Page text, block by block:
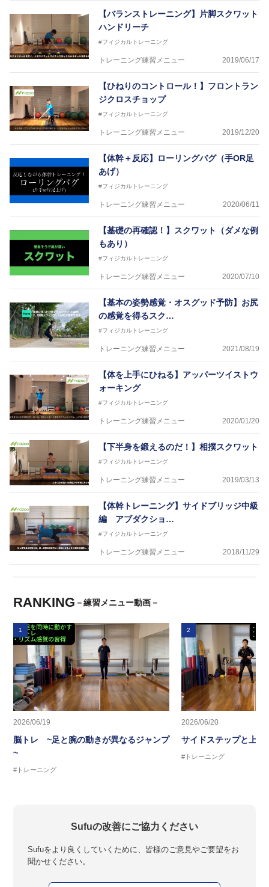
【バランストレーニング】片脚スクワット
ハンドリーチ
#フィジカルトレーニング
トレーニング練習メニュー 2019/06/17
【ひねりのコントロール！】フロントラン
ジクロスチョップ
#フィジカルトレーニング
トレーニング練習メニュー 2019/12/20
【体幹＋反応】ローリングバグ（手OR足
あげ）
#フィジカルトレーニング
トレーニング練習メニュー 2020/06/11
【基礎の再確認！】スクワット（ダメな例
もあり）
#フィジカルトレーニング
トレーニング練習メニュー 2020/07/10
【基本の姿勢感覚・オスグッド予防】お尻
の感覚を得るスク…
#フィジカルトレーニング
トレーニング練習メニュー 2021/08/19
【体を上手にひねる】アッパーツイストウ
ォーキング
#フィジカルトレーニング
トレーニング練習メニュー 2020/01/20
【下半身を鍛えるのだ！】相撲スクワット
#フィジカルトレーニング
トレーニング練習メニュー 2019/03/13
【体幹トレーニング】サイドブリッジ中級
編 アブダクショ…
#フィジカルトレーニング
トレーニング練習メニュー 2018/11/29
RANKING －練習メニュー動画－
1
2026/06/19
脳トレ ~足と腕の動きが異なるジャンプ
~
#トレーニング
2
2026/06/20
サイドステップと上半
#トレーニング
Sufuの改善にご協力ください
Sufuをより良くしていくために、皆様のご意見やご要望をお
聞かせください。